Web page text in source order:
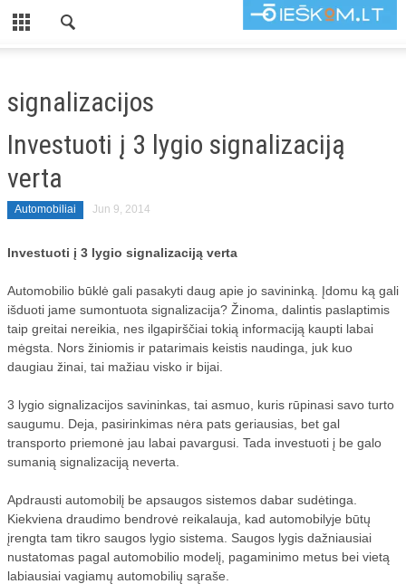
KATEGORIJOS
KOMPIUTERIAI
AUTOMOBILIAI
PADANGOS
BALDAI
BUITIS
ROMANETĖS
ĮRANGA
VANDENS FILTRAI
KELIONĖS
KOSMETIKA
signalizacijos
Investuoti į 3 lygio signalizaciją
verta
Automobiliai Jun 9, 2014
Investuoti į 3 lygio signalizaciją verta
Automobilio būklė gali pasakyti daug apie jo savininką. Įdomu ką gali
išduoti jame sumontuota signalizacija? Žinoma, dalintis paslaptimis
taip greitai nereikia, nes ilgapirščiai tokią informaciją kaupti labai
mėgsta. Nors žiniomis ir patarimais keistis naudinga, juk kuo
daugiau žinai, tai mažiau visko ir bijai.
3 lygio signalizacijos savininkas, tai asmuo, kuris rūpinasi savo turto
saugumu. Deja, pasirinkimas nėra pats geriausias, bet gal
transporto priemonė jau labai pavargusi. Tada investuoti į be galo
sumanią signalizaciją neverta.
Apdrausti automobilį be apsaugos sistemos dabar sudėtinga.
Kiekviena draudimo bendrovė reikalauja, kad automobilyje būtų
įrengta tam tikro saugos lygio sistema. Saugos lygis dažniausiai
nustatomas pagal automobilio modelį, pagaminimo metus bei vietą
labiausiai vagiamų automobilių sąraše.